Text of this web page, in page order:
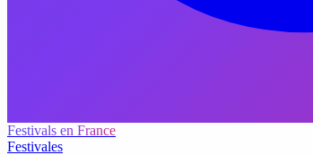
Festivals en France
Festivales